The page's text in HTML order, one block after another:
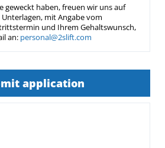
geweckt haben, freuen wir uns auf
mit Angabe vom
und Ihrem Gehaltswunsch,
an: personal@2slift.com
application